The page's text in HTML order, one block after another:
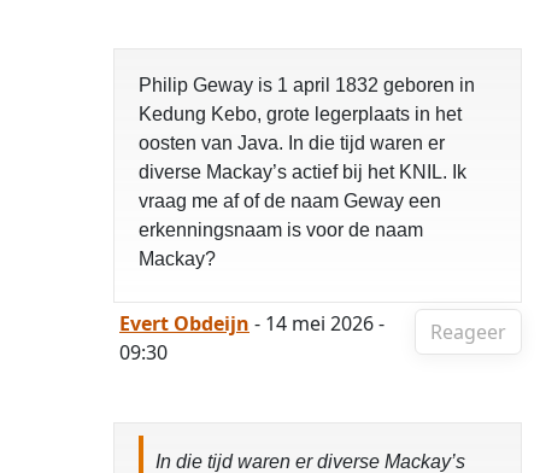
Philip Geway is 1 april 1832 geboren in
Kedung Kebo, grote legerplaats in het
oosten van Java. In die tijd waren er
diverse Mackay’s actief bij het KNIL. Ik
vraag me af of de naam Geway een
erkenningsnaam is voor de naam
Mackay?
Reageer
Evert Obdeijn - 14 mei 2026 -
09:30
In die tijd waren er diverse Mackay’s